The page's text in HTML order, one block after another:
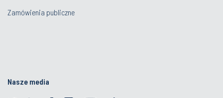
Zamówienia publiczne
Nasze media